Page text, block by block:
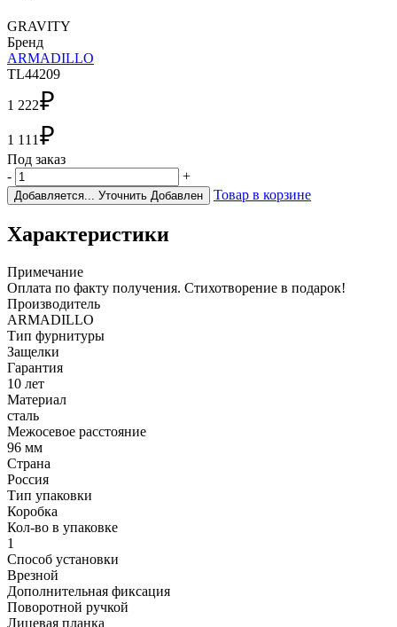
GRAVITY
Бренд
ARMADILLO
TL44209
1 222₽
1 111₽
Под заказ
-
+
Добавляется... Уточнить Добавлен Товар в корзине
Характеристики
Примечание
Оплата по факту получения. Стихотворение в подарок!
Производитель
ARMADILLO
Тип фурнитуры
Защелки
Гарантия
10 лет
Материал
сталь
Межосевое расстояние
96 мм
Страна
Россия
Тип упаковки
Коробка
Кол-во в упаковке
1
Способ установки
Врезной
Дополнительная фиксация
Поворотной ручкой
Лицевая планка